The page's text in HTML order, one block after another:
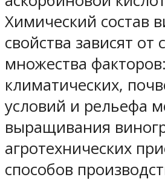
Химический состав
свойства зависят от
множества факторов:
климатических,
условий и рельефа
выращивания
агротехнических
способов